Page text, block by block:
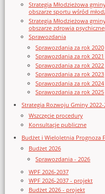
Strategia Młodzieżowa
obszarze sportu wśród
Strategia Młodzieżowa
obszarze zdrowia
Sprawozdania
Sprawozdania za rok 2020
Sprawozdania za rok 2021
Sprawozdania za rok 2022
Sprawozdania za rok 2023
Sprawozdania za rok 2024
Sprawozdania za rok 2025
Strategia Rozwoju Gminy 2022-
Wszczęcie procedury
Konsultacje publiczne
Budżet i Wieloletnia Prognoza
Budżet 2026
Sprawozdania - 2026
WPF 2026-2037
WPF 2026-2037 - projekt
Budżet 2026 - projekt